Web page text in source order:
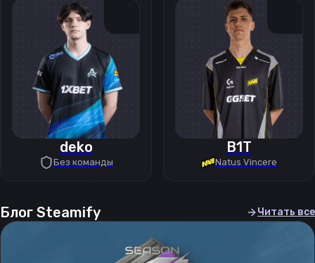
deko
Без команды
B1T
Natus Vincere
Блог Steamify Читать все